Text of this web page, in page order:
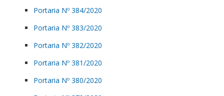
Portaria Nº 384/2020
Portaria Nº 383/2020
Portaria Nº 382/2020
Portaria Nº 381/2020
Portaria Nº 380/2020